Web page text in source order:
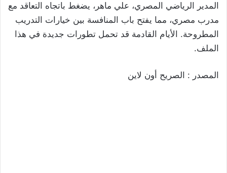
المدير الرياضي المصري، علي ماهر، يضغط باتجاه التعاقد مع
مدرب مصري، مما يفتح باب المنافسة بين خيارات التدريب
المطروحة. الأيام القادمة قد تحمل تطورات جديدة في هذا
الملف.
المصدر : الصريح أون لاين